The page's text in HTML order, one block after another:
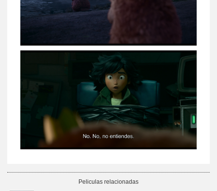
Peliculas relacionadas